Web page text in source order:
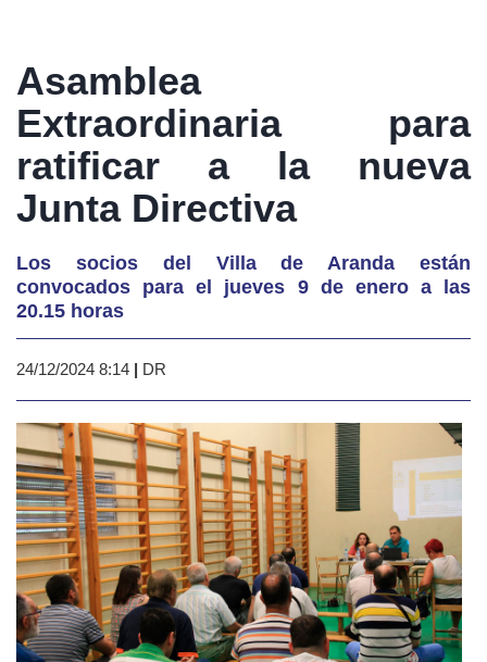
Asamblea
Extraordinaria para
ratificar a la nueva
Junta Directiva
Los socios del Villa de Aranda están
convocados para el jueves 9 de enero a las
20.15 horas
24/12/2024 8:14 | DR